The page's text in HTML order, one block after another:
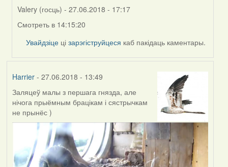
Valery (госць) - 27.06.2018 - 17:17
In
reply
by
(Минск)
(госць)
Смотреть в 14:15:20
Увайдзіце цізарэгіструйцеся каб пакідаць каментары.
Harrier- 27.06.2018 - 13:49
Заляцеў малы з першага гнязда, але
нічога прыёмным брацікам і сястрычкам
не прынёс )